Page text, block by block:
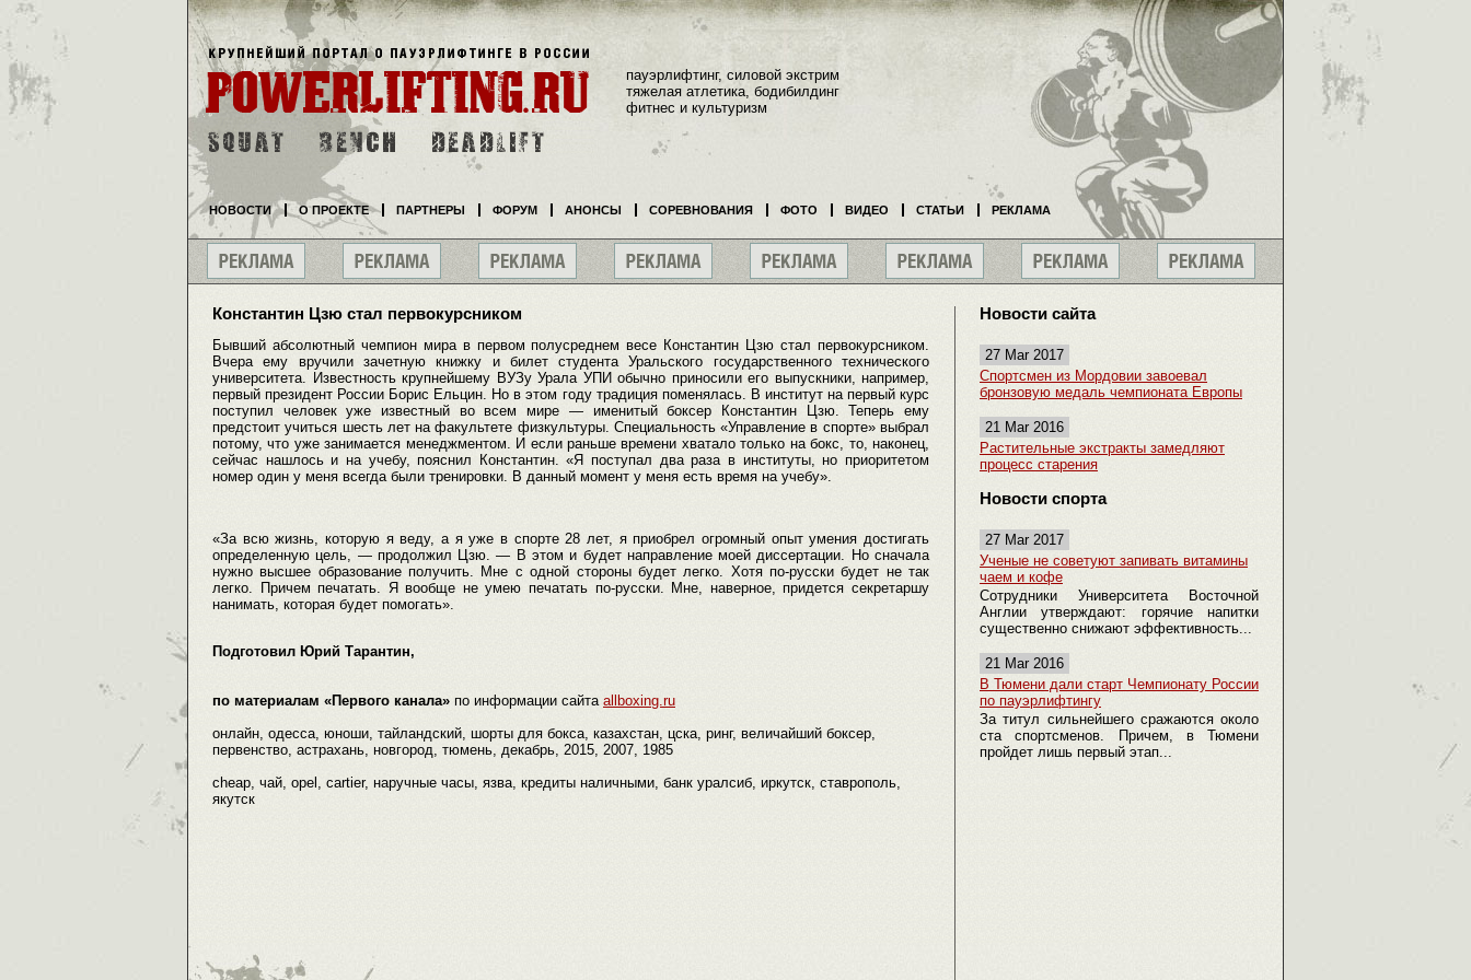
Константин Цзю стал первокурсником
Бывший абсолютный чемпион мира в первом полусреднем весе Константин Цзю стал первокурсником.
Вчера ему вручили зачетную книжку и билет студента Уральского государственного технического
университета. Известность крупнейшему ВУЗу Урала УПИ обычно приносили его выпускники, например,
первый президент России Борис Ельцин. Но в этом году традиция поменялась. В институт на первый курс
поступил человек уже известный во всем мире — именитый боксер Константин Цзю. Теперь ему
предстоит учиться шесть лет на факультете физкультуры. Специальность «Управление в спорте» выбрал
потому, что уже занимается менеджментом. И если раньше времени хватало только на бокс, то, наконец,
сейчас нашлось и на учебу, пояснил Константин. «Я поступал два раза в институты, но приоритетом
номер один у меня всегда были тренировки. В данный момент у меня есть время на учебу».
«За всю жизнь, которую я веду, а я уже в спорте 28 лет, я приобрел огромный опыт умения достигать
определенную цель, — продолжил Цзю. — В этом и будет направление моей диссертации. Но сначала
нужно высшее образование получить. Мне с одной стороны будет легко. Хотя по-русски будет не так
легко. Причем печатать. Я вообще не умею печатать по-русски. Мне, наверное, придется секретаршу
нанимать, которая будет помогать».
Подготовил Юрий Тарантин,
по материалам «Первого канала» по информации сайта allboxing.ru
онлайн, одесса, юноши, тайландский, шорты для бокса, казахстан, цска, ринг, величайший боксер,
первенство, астрахань, новгород, тюмень, декабрь, 2015, 2007, 1985
cheap, чай, opel, cartier, наручные часы, язва, кредиты наличными, банк уралсиб, иркутск, ставрополь,
якутск
Новости сайта
27 Mar 2017
Спортсмен из Мордовии завоевал
бронзовую медаль чемпионата Европы
21 Mar 2016
Растительные экстракты замедляют
процесс старения
Новости спорта
27 Mar 2017
Ученые не советуют запивать витамины
чаем и кофе
Сотрудники Университета Восточной
Англии утверждают: горячие напитки
существенно снижают эффективность...
21 Mar 2016
В Тюмени дали старт Чемпионату России
по пауэрлифтингу
За титул сильнейшего сражаются около
ста спортсменов. Причем, в Тюмени
пройдет лишь первый этап...
пауэрлифтинг, силовой экстрим
тяжелая атлетика, бодибилдинг
фитнес и культуризм
НОВОСТИ О ПРОЕКТЕ ПАРТНЕРЫ ФОРУМ АНОНСЫ СОРЕВНОВАНИЯ ФОТО ВИДЕО СТАТЬИ РЕКЛАМА